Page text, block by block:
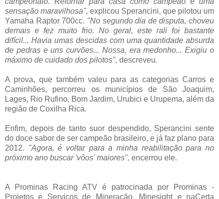
sensação maravilhosa", explicou Sperancini, que pilotou um
Yamaha Raptor 700cc. "No segundo dia de disputa, choveu
demais e fez muito frio. No geral, este rali foi bastante
difícil... Havia umas descidas com uma quantidade absurda
de pedras e uns curvões... Nossa, era medonho... Exigiu o
máximo de cuidado dos pilotos", descreveu.
A prova, que também valeu para as categorias Carros e
Caminhões, percorreu os municípios de São Joaquim,
Lages, Rio Rufino, Bom Jardim, Urubici e Urupema, além da
região de Coxilha Rica.
Enfim, depois de tanto suor despendido, Sperancini sente
do doce sabor de ser campeão brasileiro, e já faz plano para
2012. "Agora, é voltar para a minha reabilitação para no
próximo ano buscar 'vôos' maiores", encerrou ele.
A Prominas Racing ATV é patrocinada por Prominas -
Projetos e Serviços de Mineração, Minesight e naCerta